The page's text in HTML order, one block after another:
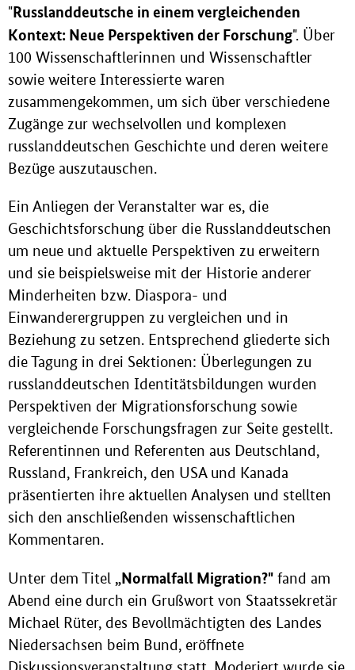
"Russlanddeutsche in einem vergleichenden
Kontext: Neue Perspektiven der Forschung". Über
100 Wissenschaftlerinnen und Wissenschaftler
sowie weitere Interessierte waren
zusammengekommen, um sich über verschiedene
Zugänge zur wechselvollen und komplexen
russlanddeutschen Geschichte und deren weitere
Bezüge auszutauschen.
Ein Anliegen der Veranstalter war es, die
Geschichtsforschung über die Russlanddeutschen
um neue und aktuelle Perspektiven zu erweitern
und sie beispielsweise mit der Historie anderer
Minderheiten bzw. Diaspora- und
Einwanderergruppen zu vergleichen und in
Beziehung zu setzen. Entsprechend gliederte sich
die Tagung in drei Sektionen: Überlegungen zu
russlanddeutschen Identitätsbildungen wurden
Perspektiven der Migrationsforschung sowie
vergleichende Forschungsfragen zur Seite gestellt.
Referentinnen und Referenten aus Deutschland,
Russland, Frankreich, den USA und Kanada
präsentierten ihre aktuellen Analysen und stellten
sich den anschließenden wissenschaftlichen
Kommentaren.
Unter dem Titel „Normalfall Migration?" fand am
Abend eine durch ein Grußwort von Staatssekretär
Michael Rüter, des Bevollmächtigten des Landes
Niedersachsen beim Bund, eröffnete